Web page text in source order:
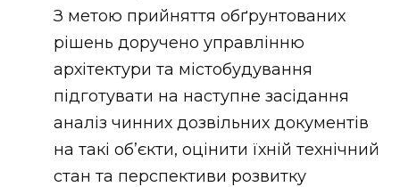
З метою прийняття обґрунтованих
рішень доручено управлінню
архітектури та містобудування
підготувати на наступне засідання
аналіз чинних дозвільних документів
на такі об’єкти, оцінити їхній технічний
стан та перспективи розвитку